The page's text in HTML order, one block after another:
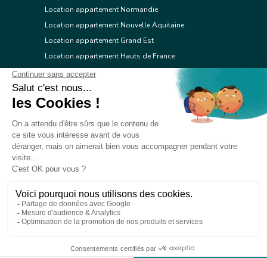
© 2026 Réseau immobilier l'Adresse
Location appartement Normandie
Location appartement Nouvelle Aquitaine
Location appartement Grand Est
Location appartement Hauts de France
Location appartement Ile de France
Location appartement Centre Val de Loire
Location appartement Occitanie
Location appartement Provence Alpes Côte d'Azur
Location appartement Corse